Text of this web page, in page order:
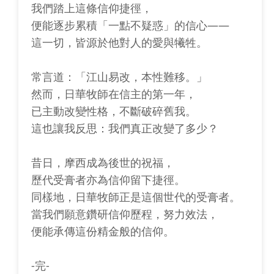
我們踏上這條信仰捷徑，
便能逐步累積「一點不疑惑」的信心——
這一切，皆源於他對人的愛與犧牲。
常言道：「江山易改，本性難移。」
然而，日華牧師在信主的第一年，
已主動改變性格，不斷破碎舊我。
這也讓我反思：我們真正改變了多少？
昔日，摩西成為後世的祝福，
歷代受膏者亦為信仰留下捷徑。
同樣地，日華牧師正是這個世代的受膏者。
當我們願意鑽研信仰歷程，努力效法，
便能承傳這份精金般的信仰。
-完-